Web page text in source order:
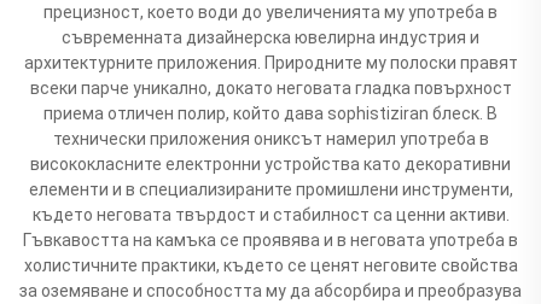
прецизност, което води до увеличенията му употреба в
съвременната дизайнерска ювелирна индустрия и
архитектурните приложения. Природните му полоски правят
всеки парче уникално, докато неговата гладка повърхност
приема отличен полир, който дава sophistiziran блеск. В
технически приложения ониксът намерил употреба в
висококласните електронни устройства като декоративни
елементи и в специализираните промишлени инструменти,
където неговата твърдост и стабилност са ценни активи.
Гъвкавостта на камъка се проявява и в неговата употреба в
холистичните практики, където се ценят неговите свойства
за оземяване и способността му да абсорбира и преобразува